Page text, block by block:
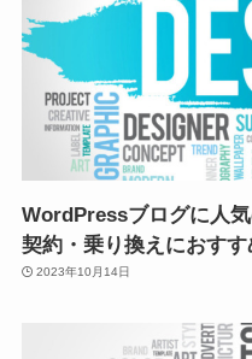
WordPressブログに人
契約・乗り換えにおすす
2023年10月14日